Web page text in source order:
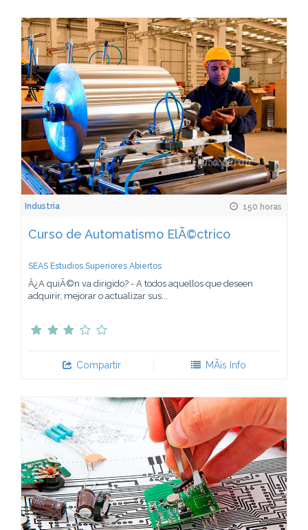
Industria 150 horas
Curso de Automatismo ElÃ©ctrico
SEAS Estudios Superiores Abiertos
Â¿A quiÃ©n va dirigido? - A todos aquellos que deseen
adquirir, mejorar o actualizar sus...
Compartir MÃ¡s Info